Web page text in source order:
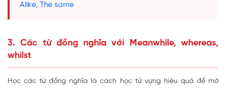
Alike, The same
3. Các từ đồng nghĩa với Meanwhile, whereas,
whilst
Học các từ đồng nghĩa là cách học từ vựng hiệu quả để mở